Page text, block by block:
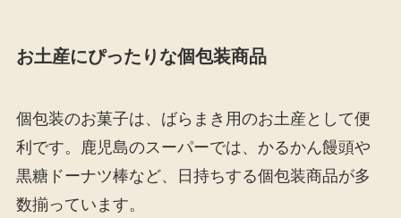
お土産にぴったりな個包装商品
個包装のお菓子は、ばらまき用のお土産として便
利です。鹿児島のスーパーでは、かるかん饅頭や
黒糖ドーナツ棒など、日持ちする個包装商品が多
数揃っています。